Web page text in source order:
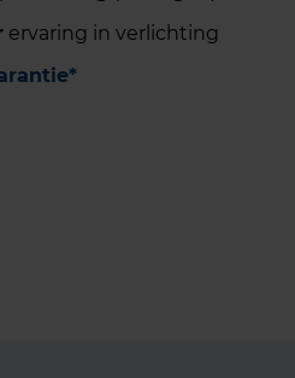
ervaring in verlichting